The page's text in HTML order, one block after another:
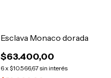
Esclava Monaco dorada
$63.400,00
6 x $10.566,67sin interés